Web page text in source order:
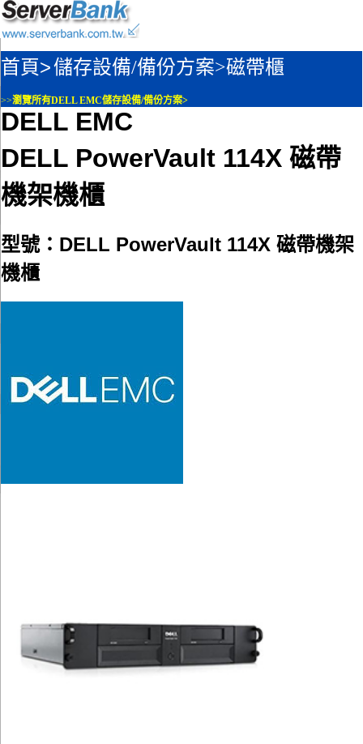
首頁>儲存設備/備份方案>磁帶櫃
>>瀏覽所有DELL EMC儲存設備/備份方案>
DELL EMC
DELL PowerVault 114X 磁帶
機架機櫃
型號：DELL PowerVault 114X 磁帶機架
機櫃